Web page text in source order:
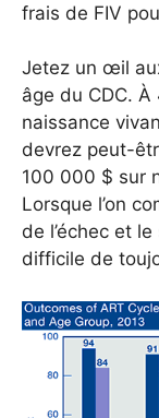
frais de FIV
Jetez un œil
âge du CDC. À
naissance
devrez peut-
100 000 $ sur
Lorsque l’on
de l’échec et
difficile de